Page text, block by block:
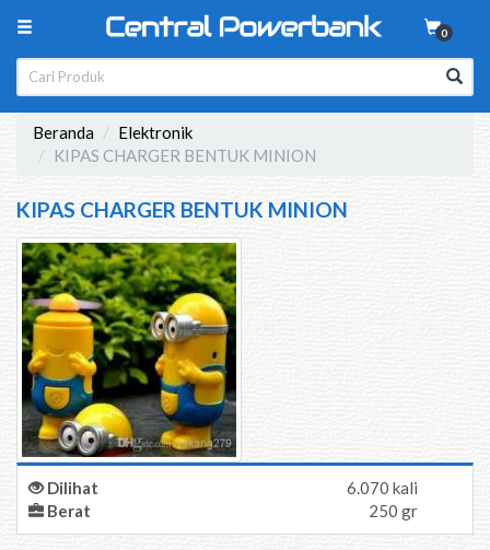
0
Beranda
Elektronik
KIPAS CHARGER BENTUK MINION
KIPAS CHARGER BENTUK MINION
Dilihat
6.070 kali
Berat
250 gr